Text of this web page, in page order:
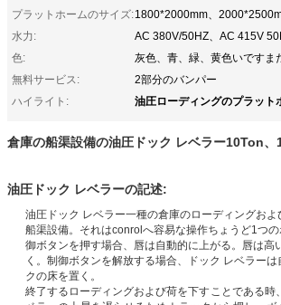
プラットホームのサイズ:1800*2000mm、
水力:
AC 380V/50HZ、AC 415V
色:
灰色、青、緑、黄色いですま
無料サービス:
2部分のバンパー
ハイライト:
油圧ローディングのプラット
倉庫の船渠設備の油圧ドック レベラー10Ton
油圧ドック レベラーの記述:
油圧ドック レベラー一種の倉庫のローディングお
船渠設備。それはconrolへ容易な操作ちょうど1つ
御ボタンを押す場合、唇は自動的に上がる。唇は高
く。制御ボタンを解放する場合、ドック レベラー
クの床を置く。
終了するローディングおよび荷を下すことである時